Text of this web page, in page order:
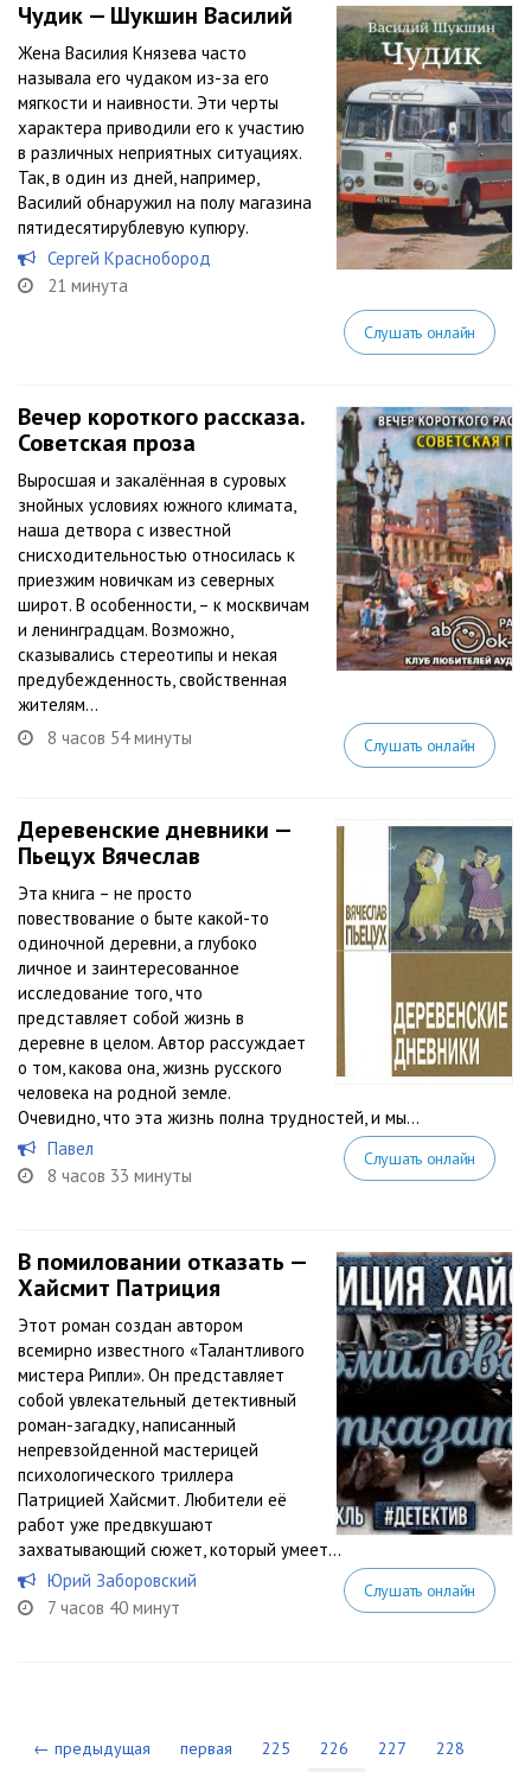
Чудик — Шукшин Василий
Жена Василия Князева часто
называла его чудаком из-за его
мягкости и наивности. Эти черты
характера приводили его к участию
в различных неприятных ситуациях.
Так, в один из дней, например,
Василий обнаружил на полу магазина
пятидесятирублевую купюру.
Сергей Краснобород
21 минута
Слушать онлайн
Вечер короткого рассказа.
Советская проза
Выросшая и закалённая в суровых
знойных условиях южного климата,
наша детвора с известной
снисходительностью относилась к
приезжим новичкам из северных
широт. В особенности, – к москвичам
и ленинградцам. Возможно,
сказывались стереотипы и некая
предубежденность, свойственная
жителям...
8 часов 54 минуты
Слушать онлайн
Деревенские дневники —
Пьецух Вячеслав
Эта книга – не просто
повествование о быте какой-то
одиночной деревни, а глубоко
личное и заинтересованное
исследование того, что
представляет собой жизнь в
деревне в целом. Автор рассуждает
о том, какова она, жизнь русского
человека на родной земле.
Очевидно, что эта жизнь полна трудностей, и мы...
Павел
8 часов 33 минуты
Слушать онлайн
В помиловании отказать —
Хайсмит Патриция
Этот роман создан автором
всемирно известного «Талантливого
мистера Рипли». Он представляет
собой увлекательный детективный
роман-загадку, написанный
непревзойденной мастерицей
психологического триллера
Патрицией Хайсмит. Любители её
работ уже предвкушают
захватывающий сюжет, который умеет...
Юрий Заборовский
7 часов 40 минут
Слушать онлайн
← предыдущая первая 225 226 227 228